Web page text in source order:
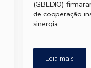
(GBEDIO)
de cooperação
sinergia…
Leia mais